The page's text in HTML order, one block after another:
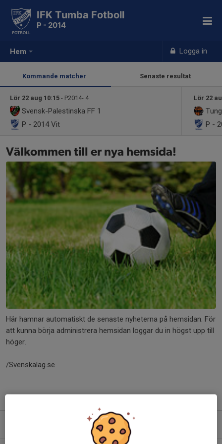
Hem Logga in
IFK Tumba Fotboll
P - 2014
Kommande matcher Senaste resultat
Lör 22 aug 10:15 - P2014- 4
Svensk-Palestinska FF 1
P - 2014Vit
Lör 22
P -
Välkommen till er nya hemsida!
Här hamnar automatiskt de senaste nyheterna på hemsidan. För
att kunna börja administrera hemsidan loggar du in högst upp till
höger.
/Svenskalag.se
Storvretens BP Plan 2